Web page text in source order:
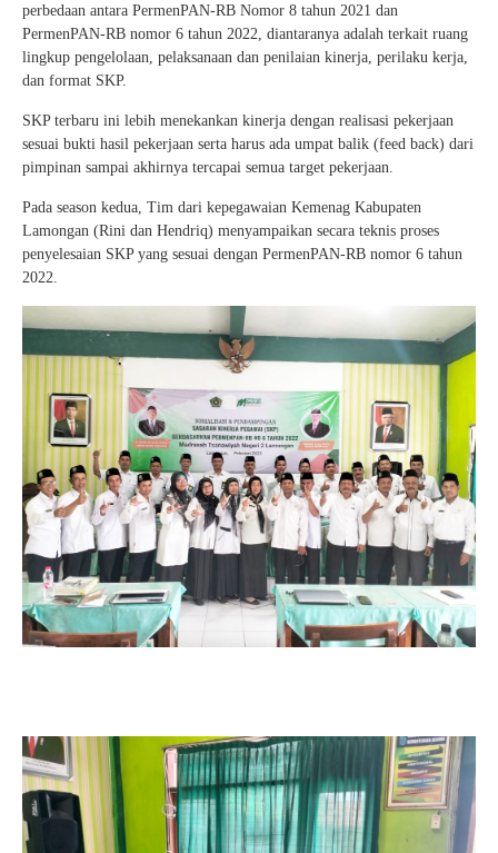
perbedaan antara PermenPAN-RB Nomor 8 tahun 2021 dan
PermenPAN-RB nomor 6 tahun 2022, diantaranya adalah terkait ruang
lingkup pengelolaan, pelaksanaan dan penilaian kinerja, perilaku kerja,
dan format SKP.
SKP terbaru ini lebih menekankan kinerja dengan realisasi pekerjaan
sesuai bukti hasil pekerjaan serta harus ada umpat balik (feed back) dari
pimpinan sampai akhirnya tercapai semua target pekerjaan.
Pada season kedua, Tim dari kepegawaian Kemenag Kabupaten
Lamongan (Rini dan Hendriq) menyampaikan secara teknis proses
penyelesaian SKP yang sesuai dengan PermenPAN-RB nomor 6 tahun
2022.